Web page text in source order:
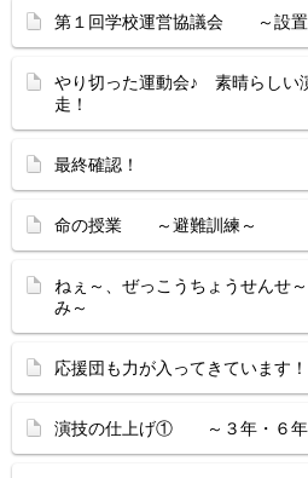
第１回学校運営協議会 ～設置
やり切った運動会♪ 素晴らしい
走！
最終確認！
命の授業 ～避難訓練～
ねぇ～、ぜっこうちょうせん
み～
応援団も力が入ってきています！
演技の仕上げ① ～３年・６年